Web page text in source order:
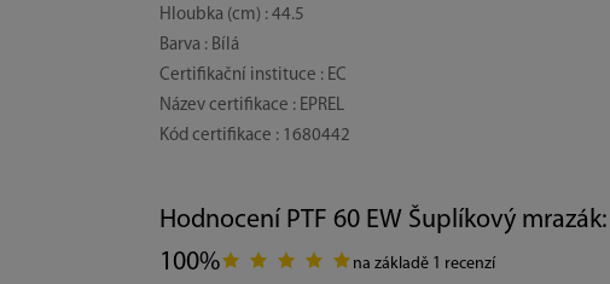
Hloubka (cm) : 44.5
Barva : Bílá
Certifikační instituce : EC
Název certifikace : EPREL
Kód certifikace : 1680442
Hodnocení PTF 60 EW Šuplíkový mrazák:
100%
na základě 1 recenzí